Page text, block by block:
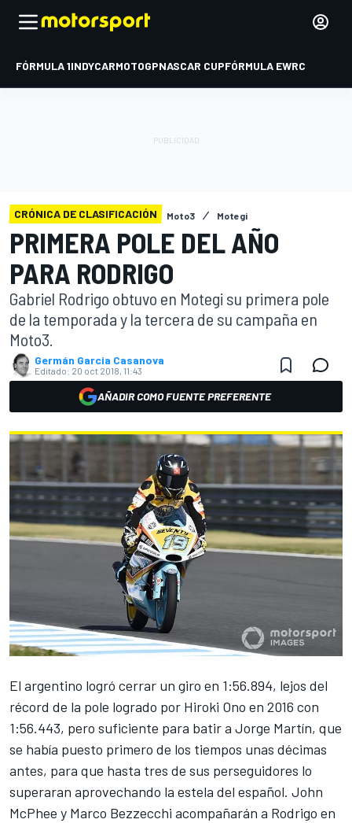
FÓRMULA 1INDYCARMOTOGPNASCAR CUPFÓRMULA EWRC
CRÓNICA DE CLASIFICACIÓN Moto3 Motegi
PRIMERA POLE DEL AÑO
PARA RODRIGO
Gabriel Rodrigo obtuvo en Motegi su primera pole
de la temporada y la tercera de su campaña en
Moto3.
Germán Garcia Casanova
Editado: 20 oct 2018, 11:43
AÑADIR COMO FUENTE PREFERENTE
El argentino logró cerrar un giro en 1:56.894, lejos del
récord de la pole logrado por Hiroki Ono en 2016 con
1:56.443, pero suficiente para batir a Jorge Martín, que
se había puesto primero de los tiempos unas décimas
antes, para que hasta tres de sus perseguidores lo
superaran aprovechando la estela del español. John
McPhee y Marco Bezzecchi acompañarán a Rodrigo en